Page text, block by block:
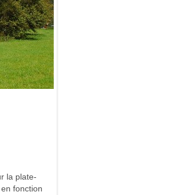
la plate-
fonction